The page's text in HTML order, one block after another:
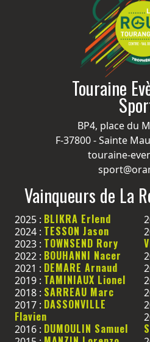
Touraine
BP4, place du
F-37800 - Sainte
touraine-
Vainqueurs de La
2025 : BLIKRA Erlend
2024 : TESSON Jason
2023 : TOWNSEND Rory
2022 : BOUHANNI Nacer
2021 : DEMARE Arnaud
2019 : TAMINIAUX Lionel
2018 : SARREAU Marc
2017 : DASSONVILLE
Flavien
2016 : DUMOULIN Samuel